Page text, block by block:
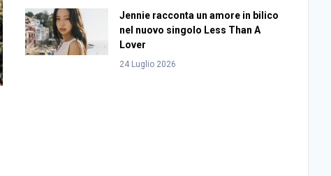
Jennie racconta un amore in bilico
nel nuovo singolo Less Than A
Lover
24 Luglio 2026